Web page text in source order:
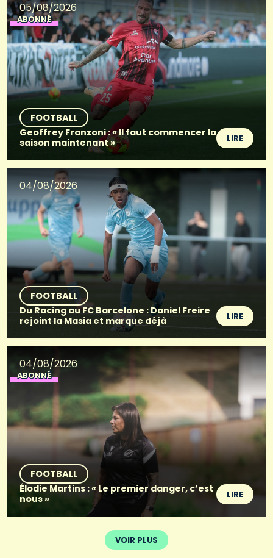
05/08/2026
ABONNÉ
FOOTBALL
Geoffrey Franzoni : « Il faut commencer la
saison maintenant »
LIRE
04/08/2026
FOOTBALL
Du Racing au FC Barcelone : Daniel Freire
rejoint la Masia et marque déjà
LIRE
04/08/2026
ABONNÉ
FOOTBALL
Élodie Martins : « Le premier danger, c’est
nous »
LIRE
VOIR PLUS